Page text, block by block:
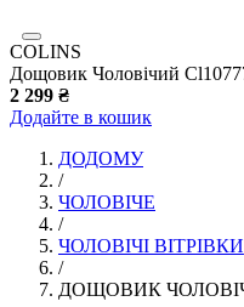
COLINS
Дощовик Чоловічий
2 299 ₴
Додайте в кошик
ДОДОМУ
/
ЧОЛОВІЧЕ
/
ЧОЛОВІЧІ ВІТРІВКИ
/
ДОЩОВИК